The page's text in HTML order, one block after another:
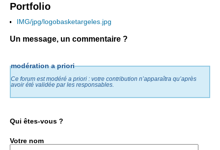
Portfolio
IMG/jpg/logobasketargeles.jpg
Un message, un commentaire ?
modération a priori
Ce forum est modéré a priori : votre contribution n’apparaîtra qu’après
avoir été validée par les responsables.
Qui êtes-vous ?
Votre nom